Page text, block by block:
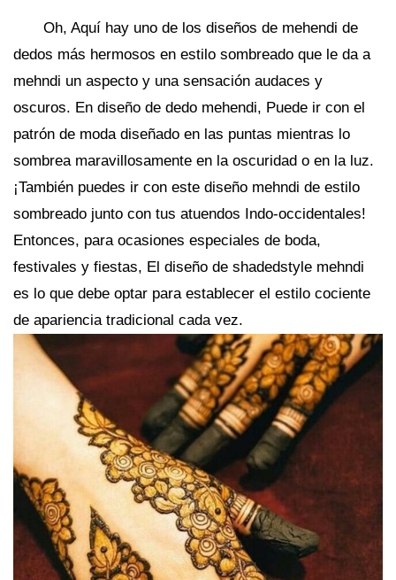
Oh, Aquí hay uno de los diseños de mehendi de
dedos más hermosos en estilo sombreado que le da a
mehndi un aspecto y una sensación audaces y
oscuros. En diseño de dedo mehendi, Puede ir con el
patrón de moda diseñado en las puntas mientras lo
sombrea maravillosamente en la oscuridad o en la luz.
¡También puedes ir con este diseño mehndi de estilo
sombreado junto con tus atuendos Indo-occidentales!
Entonces, para ocasiones especiales de boda,
festivales y fiestas, El diseño de shadedstyle mehndi
es lo que debe optar para establecer el estilo cociente
de apariencia tradicional cada vez.